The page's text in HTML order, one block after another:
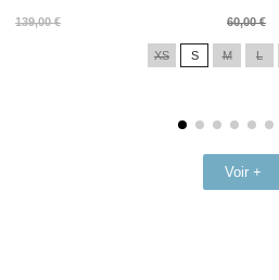
139,00 €
Prix
60,00 €
Prix
XS S M L
Voir +